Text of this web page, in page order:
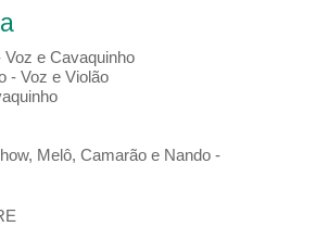
e Cavaquinho
- Voz e Violão
Melô, Camarão e Nando -